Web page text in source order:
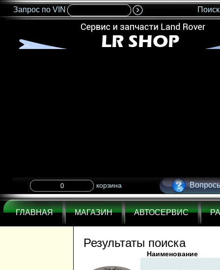
Запрос по VIN
ГЛАВНАЯ МАГАЗИН АВТОСЕРВИС
корзина
Результаты поиска
Наименование